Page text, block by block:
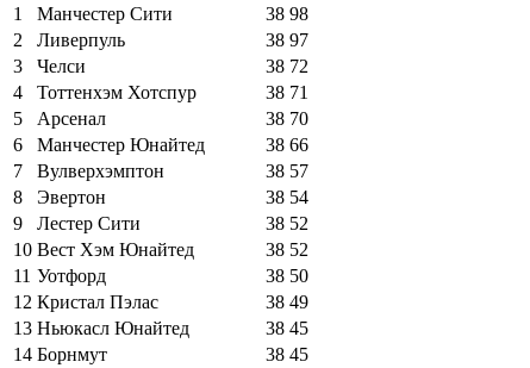
1
Манчестер Сити 38 98
2
Ливерпуль 38 97
3
Челси 38 72
4
Тоттенхэм Хотспур 38 71
5
Арсенал 38 70
6
Манчестер Юнайтед 38 66
7
Вулверхэмптон 38 57
8
Эвертон 38 54
9
Лестер Сити 38 52
10 Вест Хэм Юнайтед 38 52
11 Уотфорд 38 50
12 Кристал Пэлас 38 49
13 Ньюкасл Юнайтед 38 45
14 Борнмут 38 45